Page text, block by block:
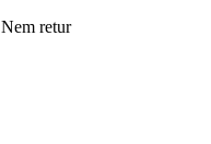
Nem retur